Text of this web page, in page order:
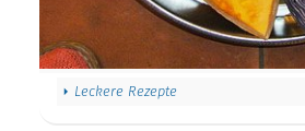
Leckere Rezepte